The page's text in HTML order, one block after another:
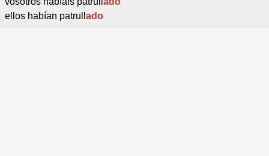
ellos habían patrull ado